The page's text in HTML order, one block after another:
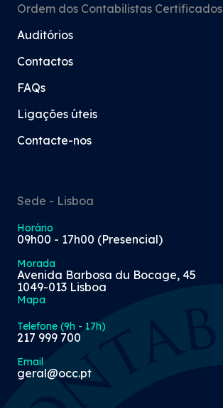
Ordem dos Contabilistas Certificados
Auditórios
Contactos
FAQs
Ligações úteis
Contacte-nos
Sede - Lisboa
Horário
09h00 - 17h00 (Presencial)
Morada
Avenida Barbosa du Bocage, 45
1049-013 Lisboa
Mapa
Telefone (9h - 17h)
217 999 700
Email
geral@occ.pt